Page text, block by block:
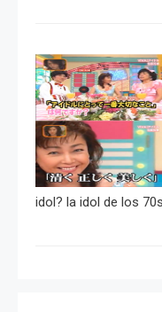
idol? la idol de los